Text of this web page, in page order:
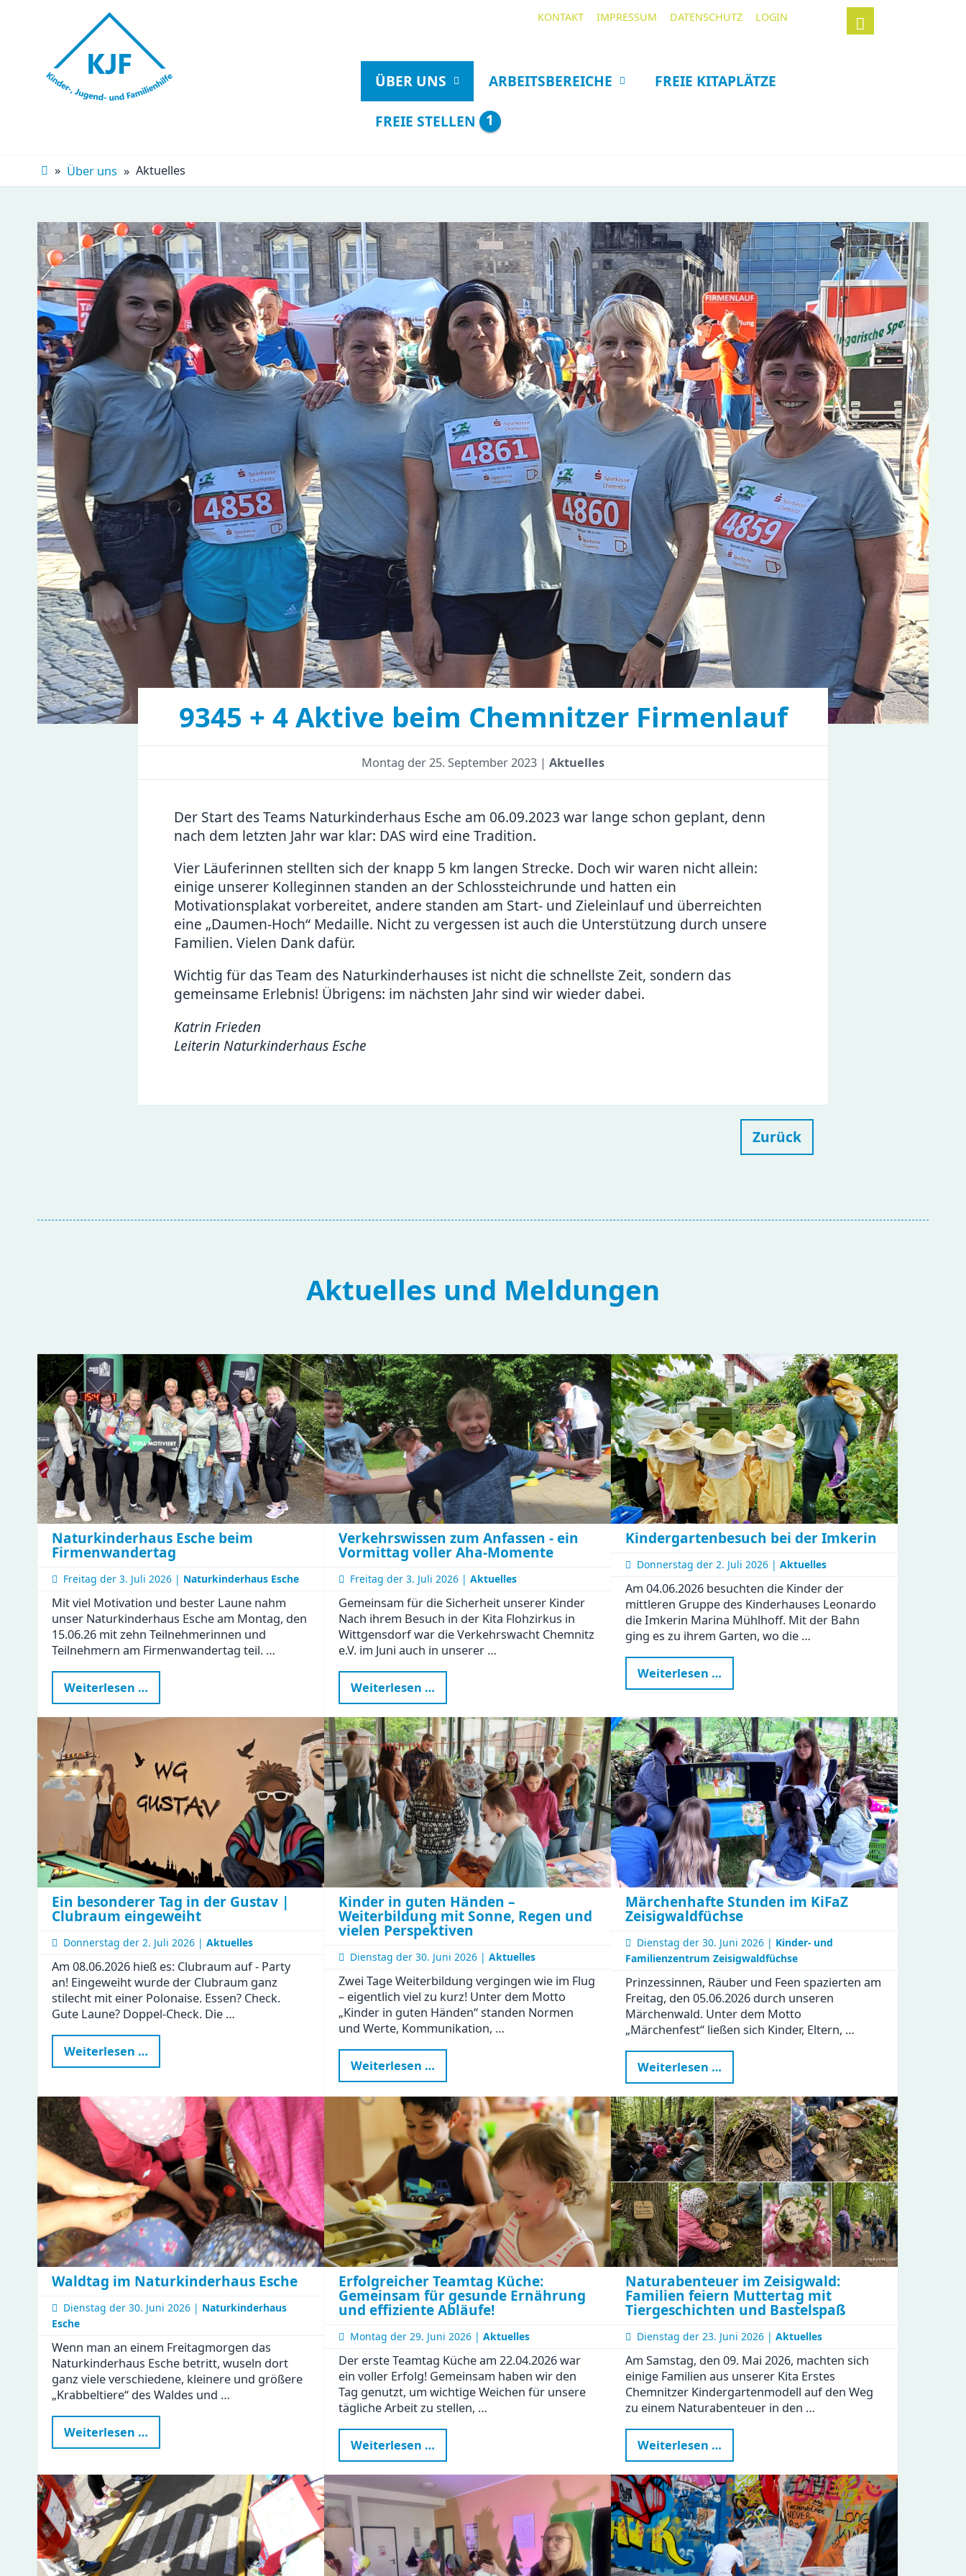
Navigation
überspringen
KONTAKT IMPRESSUM DATENSCHUTZ LOGIN Suchbegriffe
Navigation
überspringen
ÜBER UNS ARBEITSBEREICHE FREIE KITAPLÄTZE
FREIE STELLEN 1
Über uns Aktuelles
9345 + 4 Aktive beim Chemnitzer Firmenlauf
Montag der25. September 2023 | Aktuelles
Der Start des Teams Naturkinderhaus Esche am 06.09.2023 war lange schon geplant, denn
nach dem letzten Jahr war klar: DAS wird eine Tradition.
Vier Läuferinnen stellten sich der knapp 5 km langen Strecke. Doch wir waren nicht allein:
einige unserer Kolleginnen standen an der Schlossteichrunde und hatten ein
Motivationsplakat vorbereitet, andere standen am Start- und Zieleinlauf und überreichten
eine „Daumen-Hoch“ Medaille. Nicht zu vergessen ist auch die Unterstützung durch unsere
Familien. Vielen Dank dafür.
Wichtig für das Team des Naturkinderhauses ist nicht die schnellste Zeit, sondern das
gemeinsame Erlebnis! Übrigens: im nächsten Jahr sind wir wieder dabei.
Katrin Frieden
Leiterin Naturkinderhaus Esche
Zurück
Aktuelles und Meldungen
Naturkinderhaus Esche beim
Firmenwandertag
Freitag der 3. Juli 2026 | Naturkinderhaus Esche
Mit viel Motivation und bester Laune nahm
unser Naturkinderhaus Esche am Montag, den
15.06.26 mit zehn Teilnehmerinnen und
Teilnehmern am Firmenwandertag teil. …
Weiterlesen …
Esche
beim
Verkehrswissen zum Anfassen - ein
Vormittag voller Aha-Momente
Freitag der 3. Juli 2026 | Aktuelles
Gemeinsam für die Sicherheit unserer Kinder
Nach ihrem Besuch in der Kita Flohzirkus in
Wittgensdorf war die Verkehrswacht Chemnitz
e.V. im Juni auch in unserer …
Weiterlesen …Verkehrswissen
zum
Anfassen
-
ein
Vormittag
voller
Aha-
Momente
Kindergartenbesuch bei der Imkerin
Donnerstag der 2. Juli 2026 | Aktuelles
Am 04.06.2026 besuchten die Kinder der
mittleren Gruppe des Kinderhauses Leonardo
die Imkerin Marina Mühlhoff. Mit der Bahn
ging es zu ihrem Garten, wo die …
Weiterlesen …Kindergartenbesuch
bei
Imkerin
Ein besonderer Tag in der Gustav |
Clubraum eingeweiht
Donnerstag der 2. Juli 2026 | Aktuelles
Am 08.06.2026 hieß es: Clubraum auf - Party
an! Eingeweiht wurde der Clubraum ganz
stilecht mit einer Polonaise. Essen? Check.
Gute Laune? Doppel-Check. Die …
Weiterlesen …
besonderer
in
der
Gustav
|
Clubraum
eingeweiht
Kinder in guten Händen –
Weiterbildung mit Sonne, Regen und
vielen Perspektiven
Dienstag der 30. Juni 2026 | Aktuelles
Zwei Tage Weiterbildung vergingen wie im Flug
– eigentlich viel zu kurz! Unter dem Motto
„Kinder in guten Händen“ standen Normen
und Werte, Kommunikation, …
Weiterlesen …Kinder
in
guten
Händen
–
Weiterbildung
mit
Sonne,
Regen
und
vielen
Perspektiven
Märchenhafte Stunden im KiFaZ
Zeisigwaldfüchse
Dienstag der 30. Juni 2026 | Kinder- und
Familienzentrum Zeisigwaldfüchse
Prinzessinnen, Räuber und Feen spazierten am
Freitag, den 05.06.2026 durch unseren
Märchenwald. Unter dem Motto
„Märchenfest“ ließen sich Kinder, Eltern, …
Weiterlesen …Märchenhafte
Stunden
im
KiFaZ
Zeisigwaldfüchse
Waldtag im Naturkinderhaus Esche
Dienstag der 30. Juni 2026 | Naturkinderhaus
Esche
Wenn man an einem Freitagmorgen das
Naturkinderhaus Esche betritt, wuseln dort
ganz viele verschiedene, kleinere und größere
„Krabbeltiere“ des Waldes und …
Weiterlesen …
im
Esche
Erfolgreicher Teamtag Küche:
Gemeinsam für gesunde Ernährung
und effiziente Abläufe!
Montag der 29. Juni 2026 | Aktuelles
Der erste Teamtag Küche am 22.04.2026 war
ein voller Erfolg! Gemeinsam haben wir den
Tag genutzt, um wichtige Weichen für unsere
tägliche Arbeit zu stellen, …
Weiterlesen …Erfolgreicher
Teamtag
Küche:
Gemeinsam
für
gesunde
Ernährung
und
effiziente
Naturabenteuer im Zeisigwald:
Familien feiern Muttertag mit
Tiergeschichten und Bastelspaß
Dienstag der 23. Juni 2026 | Aktuelles
Am Samstag, den 09. Mai 2026, machten sich
einige Familien aus unserer Kita Erstes
Chemnitzer Kindergartenmodell auf den Weg
zu einem Naturabenteuer in den …
Weiterlesen …Naturabenteuer
im
Zeisigwald:
Familien
feiern
Muttertag
mit
Tiergeschichten
und